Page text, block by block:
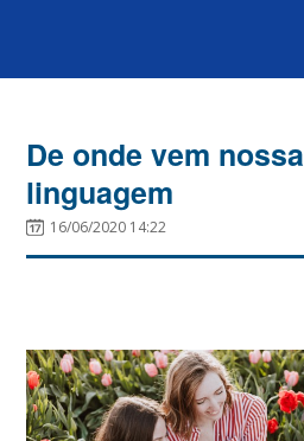
De onde vem nossa
linguagem
16/06/2020 14:22